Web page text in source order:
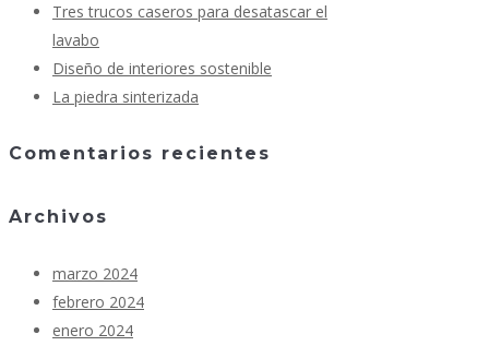
Tres trucos caseros para desatascar el
lavabo
Diseño de interiores sostenible
La piedra sinterizada
Comentarios recientes
Archivos
marzo 2024
febrero 2024
enero 2024